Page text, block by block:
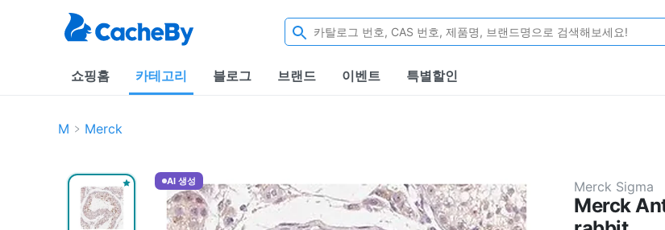
쇼핑홈 카테고리 블로그 브랜드 이벤트 특별할인
M Merck
AI 생성 Merck Sigma
Merck